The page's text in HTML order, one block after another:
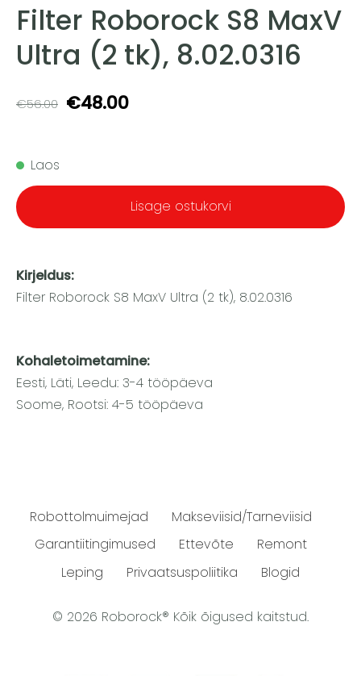
Filter Roborock S8 MaxV
Ultra (2 tk), 8.02.0316
€56.00 €48.00
Laos
Lisage ostukorvi
Kirjeldus:
Filter Roborock S8 MaxV Ultra (2 tk), 8.02.0316
Kohaletoimetamine:
Eesti, Läti, Leedu: 3-4 tööpäeva
Soome, Rootsi: 4-5 tööpäeva
Robottolmuimejad
Makseviisid/Tarneviisid
Garantiitingimused
Ettevõte
Remont
Leping
Privaatsuspoliitika Blogid
© 2026 Roborock® Kõik õigused kaitstud.